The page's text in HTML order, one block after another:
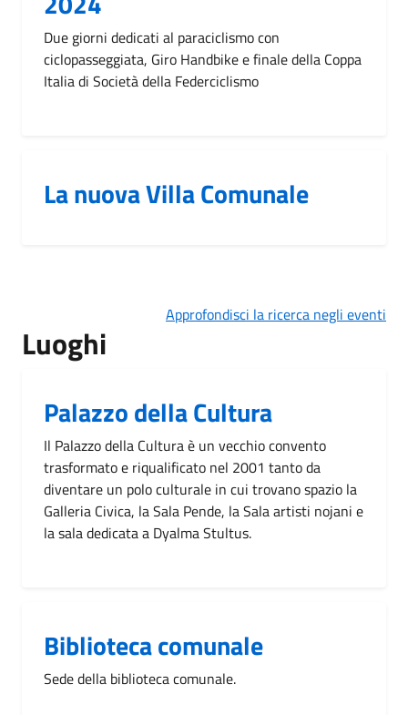
Due giorni dedicati al paraciclismo con
ciclopasseggiata, Giro Handbike e finale della Coppa
Italia di Società della Federciclismo
La nuova Villa Comunale
Approfondisci la ricerca negli eventi
Luoghi
Palazzo della Cultura
Il Palazzo della Cultura è un vecchio convento
trasformato e riqualificato nel 2001 tanto da
diventare un polo culturale in cui trovano spazio la
Galleria Civica, la Sala Pende, la Sala artisti nojani e
la sala dedicata a Dyalma Stultus.
Biblioteca comunale
Sede della biblioteca comunale.